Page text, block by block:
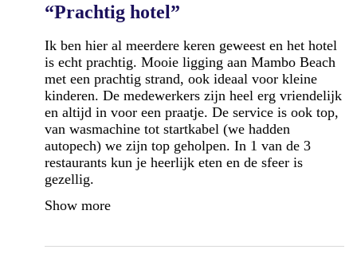
“Prachtig hotel”
Ik ben hier al meerdere keren geweest en het hotel
is echt prachtig. Mooie ligging aan Mambo Beach
met een prachtig strand, ook ideaal voor kleine
kinderen. De medewerkers zijn heel erg vriendelijk
en altijd in voor een praatje. De service is ook top,
van wasmachine tot startkabel (we hadden
autopech) we zijn top geholpen. In 1 van de 3
restaurants kun je heerlijk eten en de sfeer is
gezellig.
Show more